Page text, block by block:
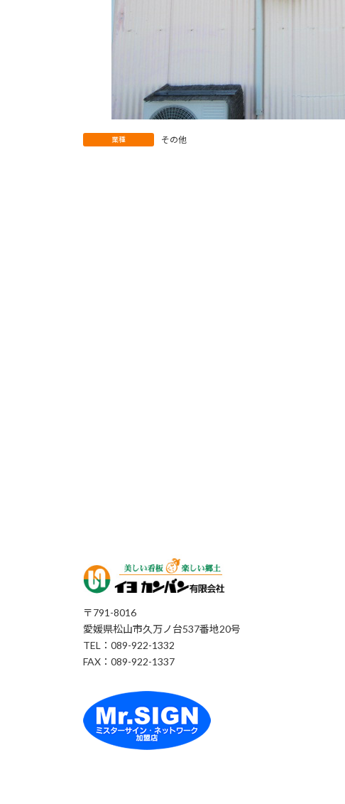
業種 その他
〒791-8016
愛媛県松山市久万ノ台537番地20号
TEL：089-922-1332
FAX：089-922-1337